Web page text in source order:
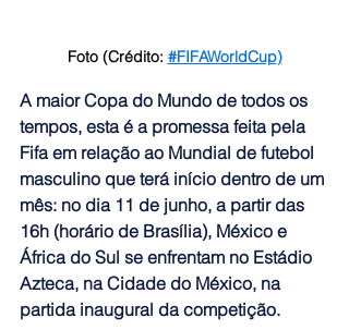
Foto (Crédito: #FIFAWorldCup)
A maior Copa do Mundo de todos os
tempos, esta é a promessa feita pela
Fifa em relação ao Mundial de futebol
masculino que terá início dentro de um
mês: no dia 11 de junho, a partir das
16h (horário de Brasília), México e
África do Sul se enfrentam no Estádio
Azteca, na Cidade do México, na
partida inaugural da competição.